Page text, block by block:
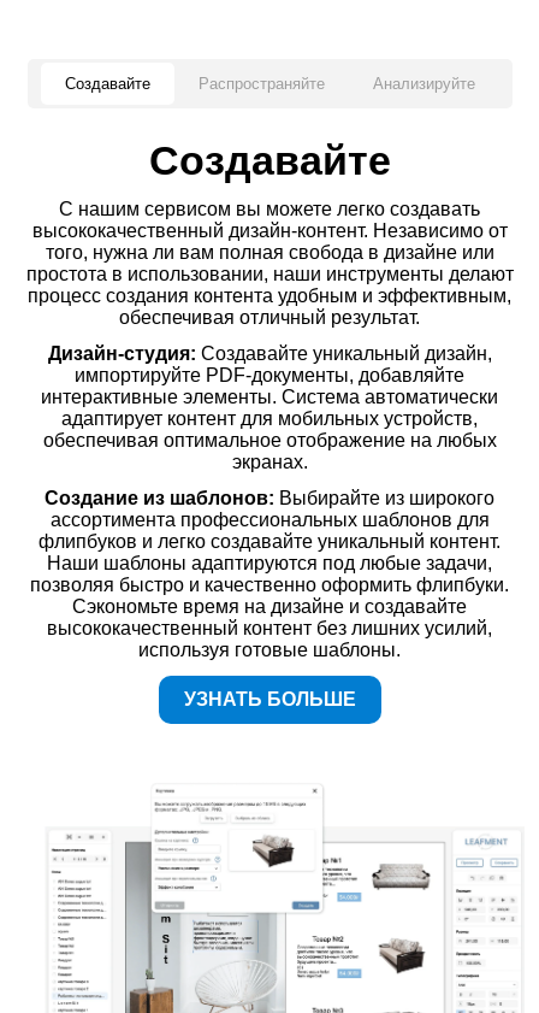
Создавайте Распространяйте Анализируйте
Создавайте
С нашим сервисом вы можете легко создавать
высококачественный дизайн-контент. Независимо от
того, нужна ли вам полная свобода в дизайне или
простота в использовании, наши инструменты делают
процесс создания контента удобным и эффективным,
обеспечивая отличный результат.
Дизайн-студия: Создавайте уникальный дизайн,
импортируйте PDF-документы, добавляйте
интерактивные элементы. Система автоматически
адаптирует контент для мобильных устройств,
обеспечивая оптимальное отображение на любых
экранах.
Создание из шаблонов: Выбирайте из широкого
ассортимента профессиональных шаблонов для
флипбуков и легко создавайте уникальный контент.
Наши шаблоны адаптируются под любые задачи,
позволяя быстро и качественно оформить флипбуки.
Сэкономьте время на дизайне и создавайте
высококачественный контент без лишних усилий,
используя готовые шаблоны.
УЗНАТЬ БОЛЬШЕ